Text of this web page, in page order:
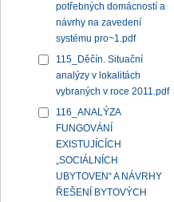
potřebných domácností a
návrhy na zavedení
systému pro~1.pdf
115_Děčín. Situační
analýzy v lokalitách
vybraných v roce 2011.pdf
116_ANALÝZA
FUNGOVÁNÍ
EXISTUJÍCÍCH
„SOCIÁLNÍCH
UBYTOVEN“ A NÁVRHY
ŘEŠENÍ BYTOVÝCH